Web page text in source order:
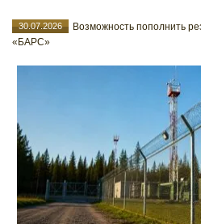
30.07.2026
Возможность пополнить
«БАРС»